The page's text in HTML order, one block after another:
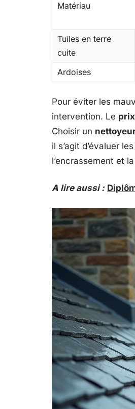
Matériau
Tuiles en terre
cuite
Ardoises
Pour éviter les
intervention. Le prix
Choisir un
il s’agit d’évaluer
l’encrassement et
A lire aussi :